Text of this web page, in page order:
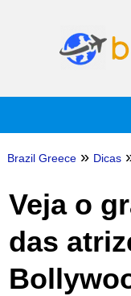
Brazil Greece » Dicas
Veja o
das